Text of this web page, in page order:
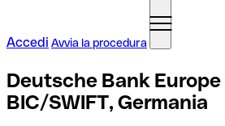
Accedi Avvia la procedura
Deutsche Bank
BIC/SWIFT, Germania